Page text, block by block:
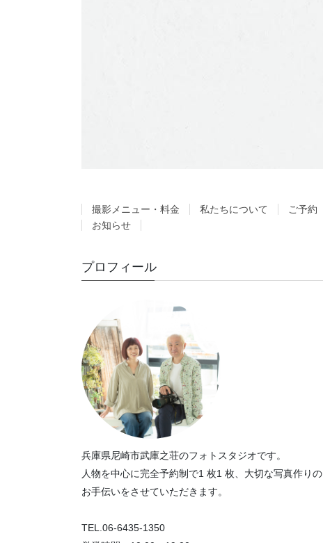
撮影メニュー・料金 私たちについて ご予約
お知らせ
プロフィール
兵庫県尼崎市武庫之荘のフォトスタジオです。
人物を中心に完全予約制で1 枚1 枚、大切な写真作りの
お手伝いをさせていただきます。
TEL.06-6435-1350